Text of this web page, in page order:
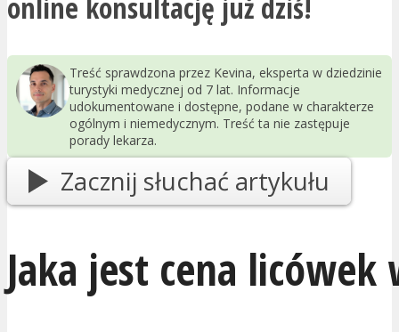
Treść sprawdzona przez Kevina, eksperta w dziedzinie
turystyki medycznej od 7 lat. Informacje
udokumentowane i dostępne, podane w charakterze
ogólnym i niemedycznym. Treść ta nie zastępuje
porady lekarza.
Zacznij słuchać artykułu
Jaka jest cena licówek